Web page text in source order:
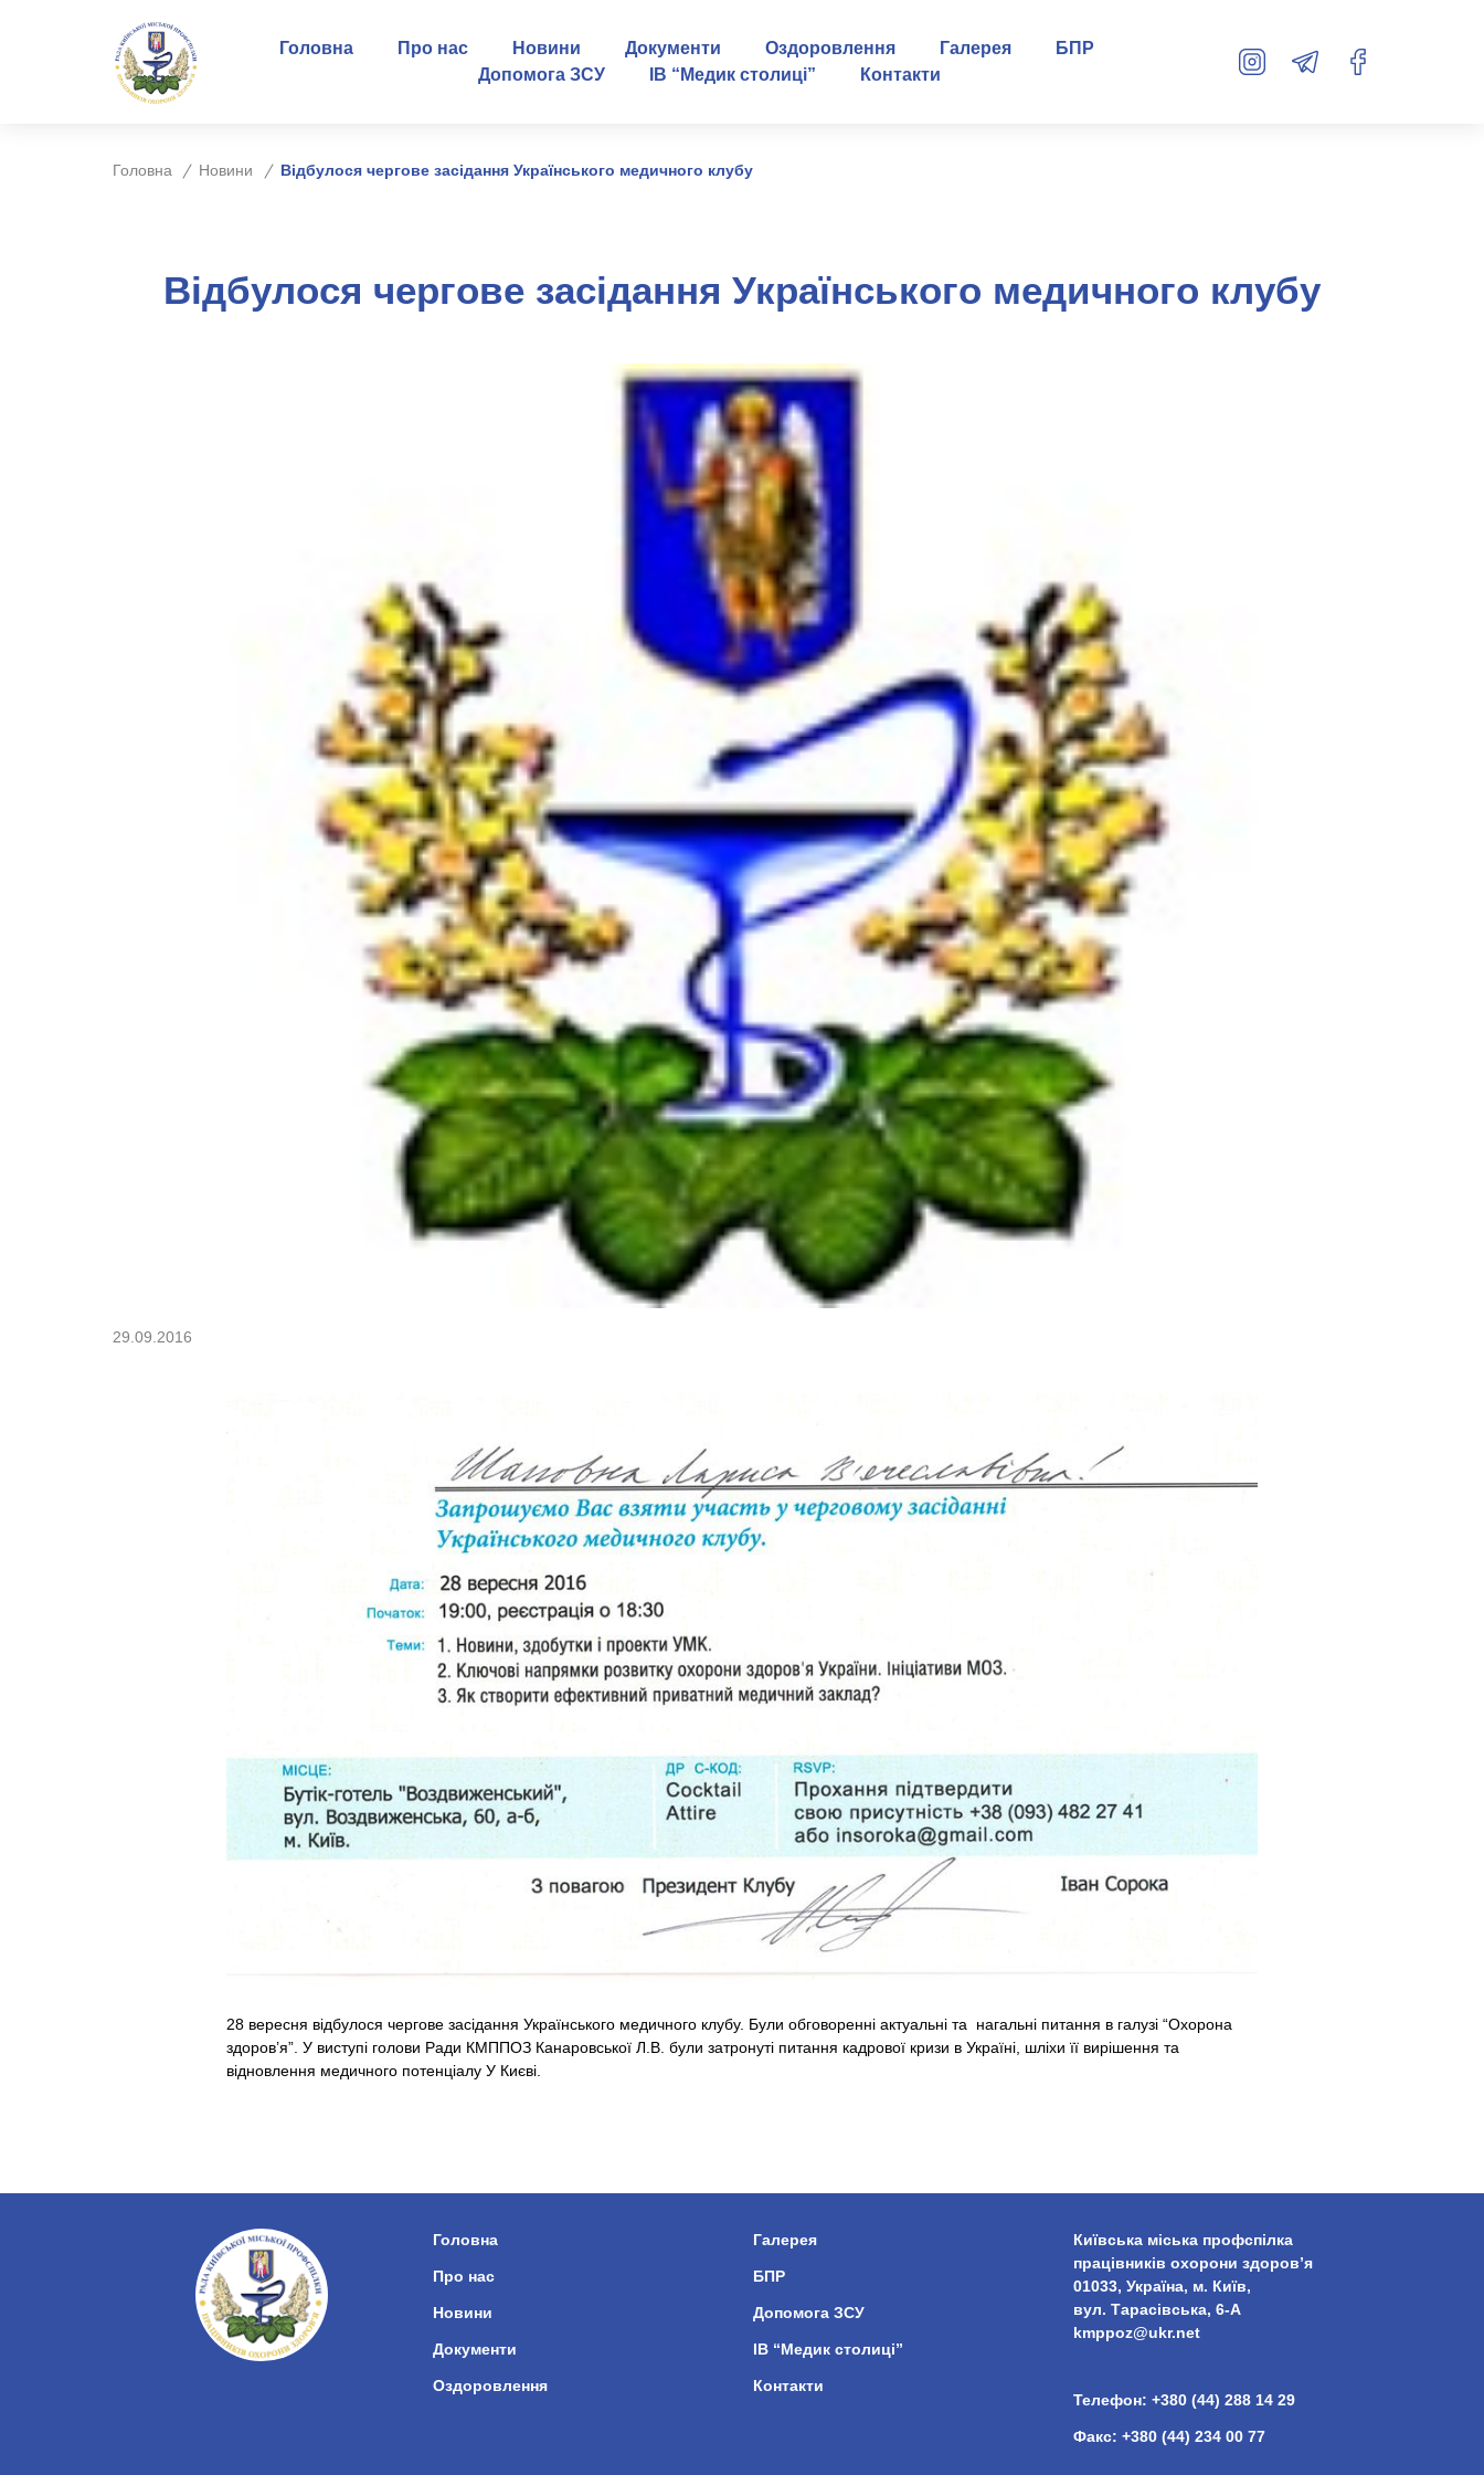
Головна Про нас Новини Документи Оздоровлення Галерея
БПР
Допомога ЗСУ
ІВ “Медик столиці” Контакти
Головна Новини Відбулося чергове засідання Українського медичного клубу
Відбулося чергове засідання Українського медичного клубу
29.09.2016
28 вересня відбулося чергове засідання Українського медичного клубу. Були обговоренні актуальні та нагальні питання в галузі “Охорона
здоров’я”. У виступі голови Ради КМППОЗ Канаровської Л.В. були затронуті питання кадрової кризи в Україні, шліхи її вирішення та
відновлення медичного потенціалу У Києві.
Головна
Про нас
Новини
Документи
Оздоровлення
Галерея
БПР
Допомога ЗСУ
ІВ “Медик столиці”
Контакти
Київська міська профспілка
працівників охорони здоров’я
01033, Україна, м. Київ,
вул. Тарасівська, 6-А
kmppoz@ukr.net
Телефон: +380 (44) 288 14 29
Факс: +380 (44) 234 00 77